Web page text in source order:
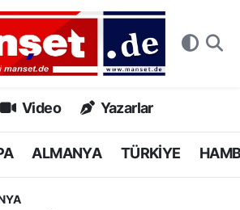
Video Yazarlar
ALMANYA TÜRKİYE